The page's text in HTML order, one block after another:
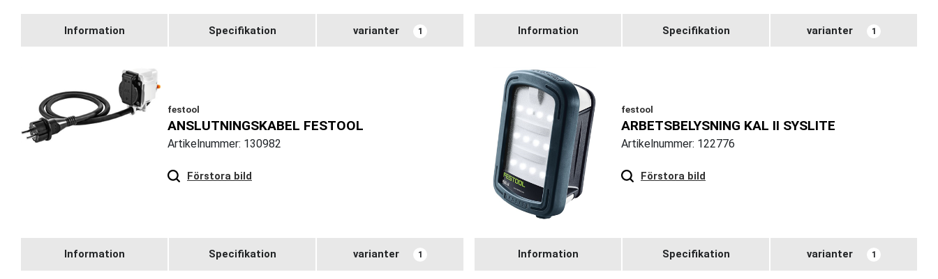
Information Specifikation varianter 1 Information Specifikation varianter 1
festool
ANSLUTNINGSKABEL FESTOOL
Artikelnummer: 130982
Förstora bild
Information Specifikation varianter 1
festool
ARBETSBELYSNING KAL II SYSLITE
Artikelnummer: 122776
Förstora bild
Information Specifikation varianter 1